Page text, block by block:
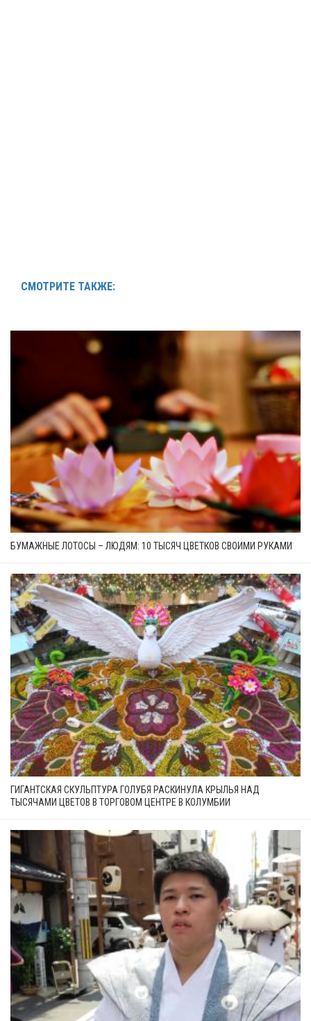
СМОТРИТЕ ТАКЖЕ:
БУМАЖНЫЕ ЛОТОСЫ – ЛЮДЯМ: 10 ТЫСЯЧ ЦВЕТКОВ СВОИМИ РУКАМИ
ГИГАНТСКАЯ СКУЛЬПТУРА ГОЛУБЯ РАСКИНУЛА КРЫЛЬЯ НАД
ТЫСЯЧАМИ ЦВЕТОВ В ТОРГОВОМ ЦЕНТРЕ В КОЛУМБИИ